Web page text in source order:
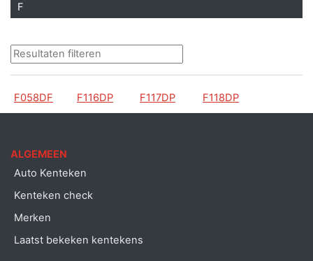
F
F058DF F116DP F117DP F118DP
ALGEMEEN
Auto Kenteken
Kenteken check
Merken
Laatst bekeken kentekens